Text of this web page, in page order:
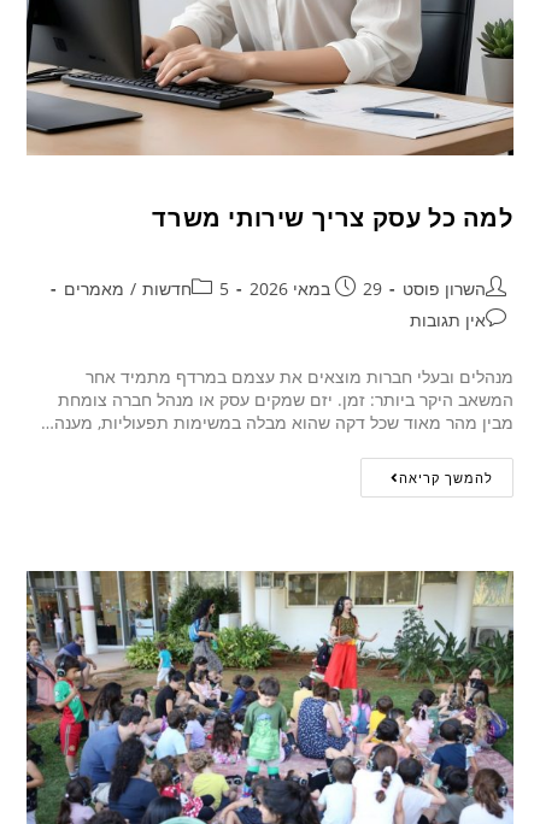
למה כל עסק צריך שירותי משרד
השרון פוסט 29 במאי 2026 5חדשות / מאמרים
אין תגובות
מנהלים ובעלי חברות מוצאים את עצמם במרדף מתמיד אחר
המשאב היקר ביותר: זמן. יזם שמקים עסק או מנהל חברה צומחת
מבין מהר מאוד שכל דקה שהוא מבלה במשימות תפעוליות, מענה…
להמשך קריאה